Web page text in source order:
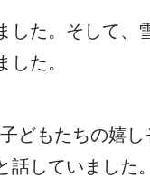
した。そして、
した。
子どもたちの嬉
話していました。